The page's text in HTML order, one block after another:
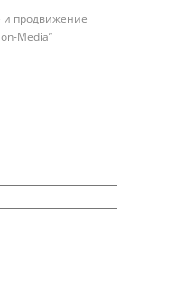
и продвижение
Media”